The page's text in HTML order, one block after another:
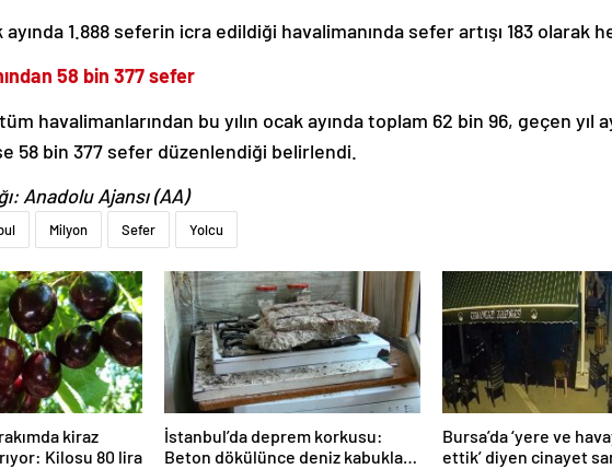
ayında 1.888 seferin icra edildiği havalimanında sefer artışı 183 olarak
58 bin 377 sefer
havalimanlarından bu yılın ocak ayında toplam 62 bin 96, geçen yıl
58 bin 377 sefer düzenlendiği belirlendi.
Anadolu Ajansı (AA)
Milyon Sefer Yolcu
kiraz
Kilosu 80 lira
İstanbul’da deprem korkusu:
Beton dökülünce deniz kabukları
Bursa’da ‘yere ve
ettik’ diyen cinayet